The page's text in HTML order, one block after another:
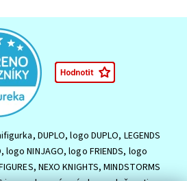
DUPLO, logo DUPLO, LEGENDS
logo NINJAGO, logo FRIENDS, logo
NEXO KNIGHTS, MINDSTORMS